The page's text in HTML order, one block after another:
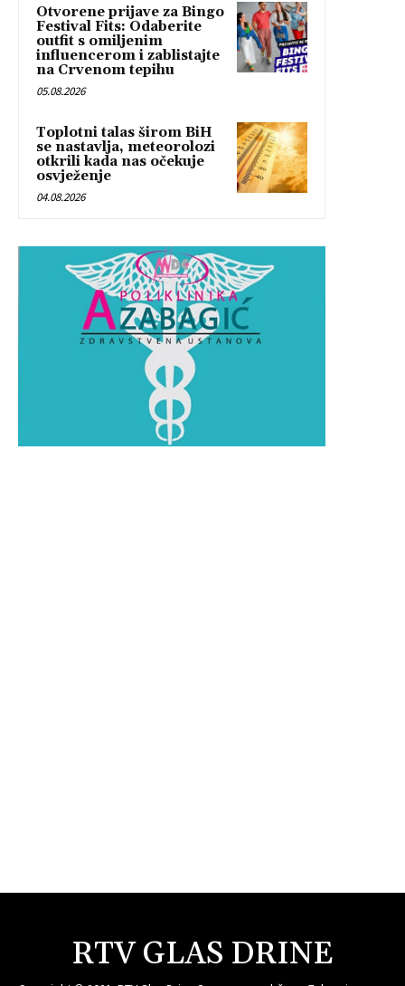
Otvorene prijave za Bingo
Festival Fits: Odaberite
outfit s omiljenim
influencerom i zablistajte
na Crvenom tepihu
05.08.2026
Toplotni talas širom BiH
se nastavlja, meteorolozi
otkrili kada nas očekuje
osvježenje
04.08.2026
RTV GLAS DRINE